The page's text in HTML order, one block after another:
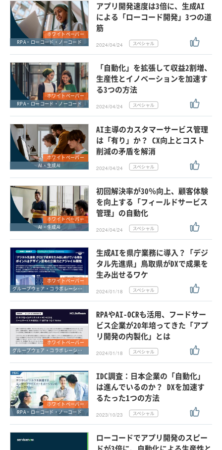
ホワイトペーパー
RPA・ローコード・ノーコード
アプリ開発速度は3倍に、生成AI
による「ローコード開発」3つの道
筋
2024/04/24
ホワイトペーパー
RPA・ローコード・ノーコード
「自動化」を拡張して収益2割増、
生産性とイノベーションを加速す
る3つの方法
2024/04/24
ホワイトペーパー
AI・生成AI
AI主導のカスタマーサービス管理
は「有り」か？ CX向上とコスト
削減の矛盾を解消
2024/04/24
ホワイトペーパー
AI・生成AI
初回解決率が30％向上、顧客体験
を向上する「フィールドサービス
管理」の自動化
2024/04/24
ホワイトペーパー
グループウェア・コラボレーション
生成AIを県庁業務に導入？「デジ
タル先進県」鳥取県がDXで成果を
生み出せるワケ
2024/01/18
ホワイトペーパー
グループウェア・コラボレーション
RPAやAI-OCRも活用、フードサー
ビス企業が20年培ってきた「アプ
リ開発の内製化」とは
2024/01/18
ホワイトペーパー
RPA・ローコード・ノーコード
IDC調査：日本企業の「自動化」
は進んでいるのか？ DXを加速す
るたった1つの方法
2023/10/23
ローコードでアプリ開発のスピー